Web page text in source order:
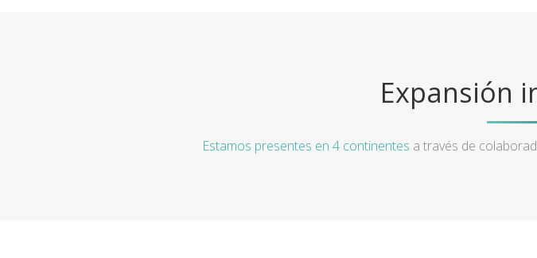
Expansión
Estamos presentes en 4 continentes a través de